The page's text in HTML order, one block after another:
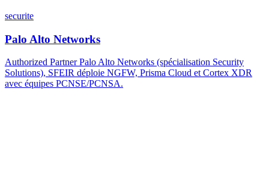
securite
Palo Alto Networks
Authorized Partner Palo Alto Networks (spécialisation Security
Solutions), SFEIR déploie NGFW, Prisma Cloud et Cortex XDR
avec équipes PCNSE/PCNSA.